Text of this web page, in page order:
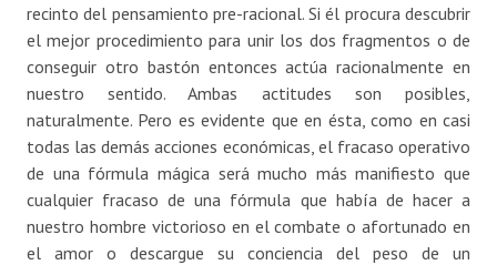
recinto del pensamiento pre-racional. Si él procura descubrir
el mejor procedimiento para unir los dos fragmentos o de
conseguir otro bastón entonces actúa racionalmente en
nuestro sentido. Ambas actitudes son posibles,
naturalmente. Pero es evidente que en ésta, como en casi
todas las demás acciones económicas, el fracaso operativo
de una fórmula mágica será mucho más manifiesto que
cualquier fracaso de una fórmula que había de hacer a
nuestro hombre victorioso en el combate o afortunado en
el amor o descargue su conciencia del peso de un